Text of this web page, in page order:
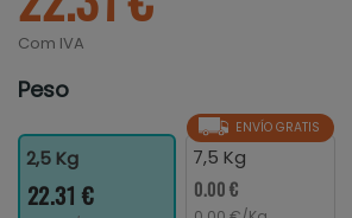
Com IVA
Peso
2,5 Kg
22.31 €
ENVÍO GRATIS
7,5 Kg
0.00 €